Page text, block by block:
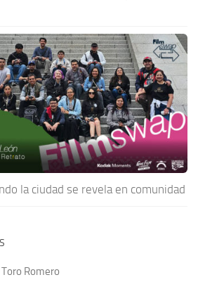
la ciudad se revela en comunidad
Romero